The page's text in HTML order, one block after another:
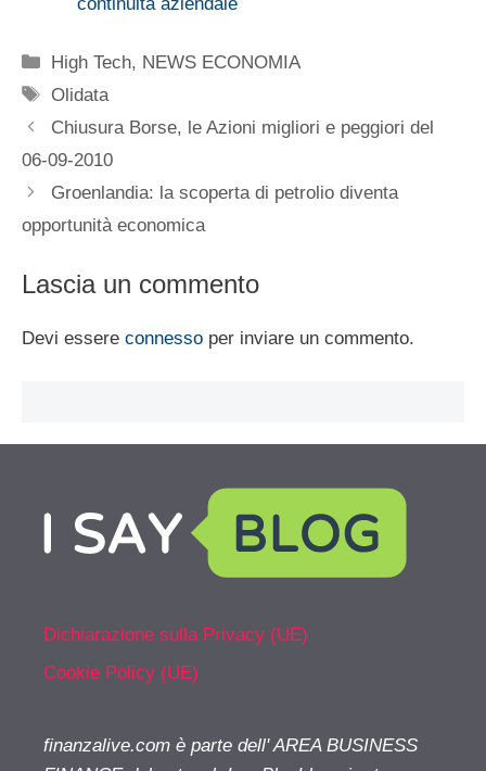
continuità aziendale
Categorie
High Tech, NEWS ECONOMIA
Tag
Olidata
Chiusura Borse, le Azioni migliori e peggiori del
06-09-2010
Groenlandia: la scoperta di petrolio diventa
opportunità economica
Lascia un commento
Devi essere connesso per inviare un commento.
Dichiarazione sulla Privacy (UE)
Cookie Policy (UE)
finanzalive.com è parte dell' AREA BUSINESS